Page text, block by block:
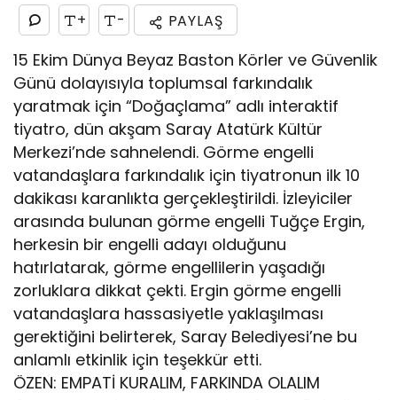
+ - PAYLAŞ
15 Ekim Dünya Beyaz Baston Körler ve Güvenlik
Günü dolayısıyla toplumsal farkındalık
yaratmak için “Doğaçlama” adlı interaktif
tiyatro, dün akşam Saray Atatürk Kültür
Merkezi’nde sahnelendi. Görme engelli
vatandaşlara farkındalık için tiyatronun ilk 10
dakikası karanlıkta gerçekleştirildi. İzleyiciler
arasında bulunan görme engelli Tuğçe Ergin,
herkesin bir engelli adayı olduğunu
hatırlatarak, görme engellilerin yaşadığı
zorluklara dikkat çekti. Ergin görme engelli
vatandaşlara hassasiyetle yaklaşılması
gerektiğini belirterek, Saray Belediyesi’ne bu
anlamlı etkinlik için teşekkür etti.
ÖZEN: EMPATİ KURALIM, FARKINDA OLALIM